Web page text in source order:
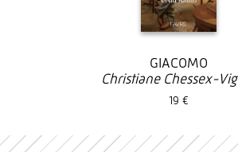
GIACOMO
Christiane Chessex-
19 €